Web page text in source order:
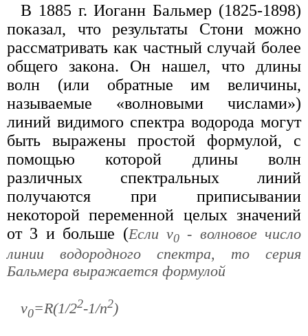
В 1885 г. Иоганн Бальмер (1825-1898)
показал, что результаты Стони можно
рассматривать как частный случай более
общего закона. Он нашел, что длины
волн (или обратные им величины,
называемые «волновыми числами»)
линий видимого спектра водорода могут
быть выражены простой формулой, с
помощью которой длины волн
различных спектральных линий
получаются при приписывании
некоторой переменной целых значений
от 3 и больше (Если ν0- волновое число
линии водородного спектра, то серия
Бальмера выражается формулой
ν0=R(1/22-1/n2)